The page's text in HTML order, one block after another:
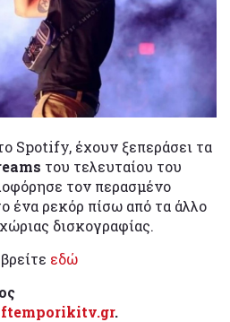
Spotify, έχουν ξεπεράσει τα
του τελευταίου του
τον περασμένο
ένα ρεκόρ πίσω από τα άλλο
δισκογραφίας.
εδώ
.